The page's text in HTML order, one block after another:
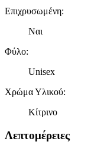
Επιχρυσωμένη:
Ναι
Φύλο:
Unisex
Χρώμα Υλικού:
Κίτρινο
Λεπτομέρειες